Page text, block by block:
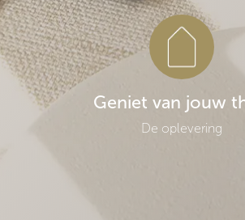
Geniet van jouw
De oplevering